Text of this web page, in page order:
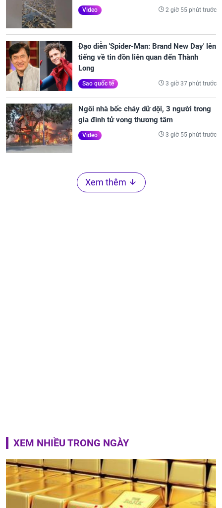
Video 2 giờ 55 phút trước
Đạo diễn 'Spider-Man: Brand New Day' lên
tiếng về tin đồn liên quan đến Thành
Long
Sao quốc tế 3 giờ 37 phút trước
Ngôi nhà bốc cháy dữ dội, 3 người trong
gia đình tử vong thương tâm
Video 3 giờ 55 phút trước
Xem thêm
XEM NHIỀU TRONG NGÀY